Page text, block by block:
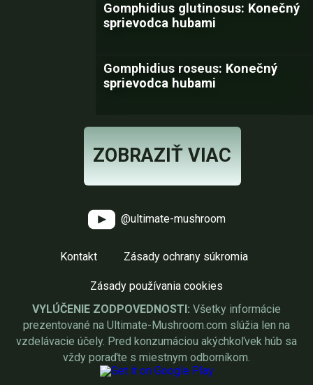
Gomphidius glutinosus: Konečný
sprievodca hubami
Gomphidius roseus: Konečný
sprievodca hubami
ZOBRAZIŤ VIAC
@ultimate-mushroom
Kontakt Zásady ochrany súkromia
Zásady používania cookies
VYLÚČENIE ZODPOVEDNOSTI: Všetky informácie
prezentované na Ultimate-Mushroom.com slúžia len na
vzdelávacie účely. Pred konzumáciou akýchkoľvek húb sa
vždy poraďte s miestnym odborníkom.